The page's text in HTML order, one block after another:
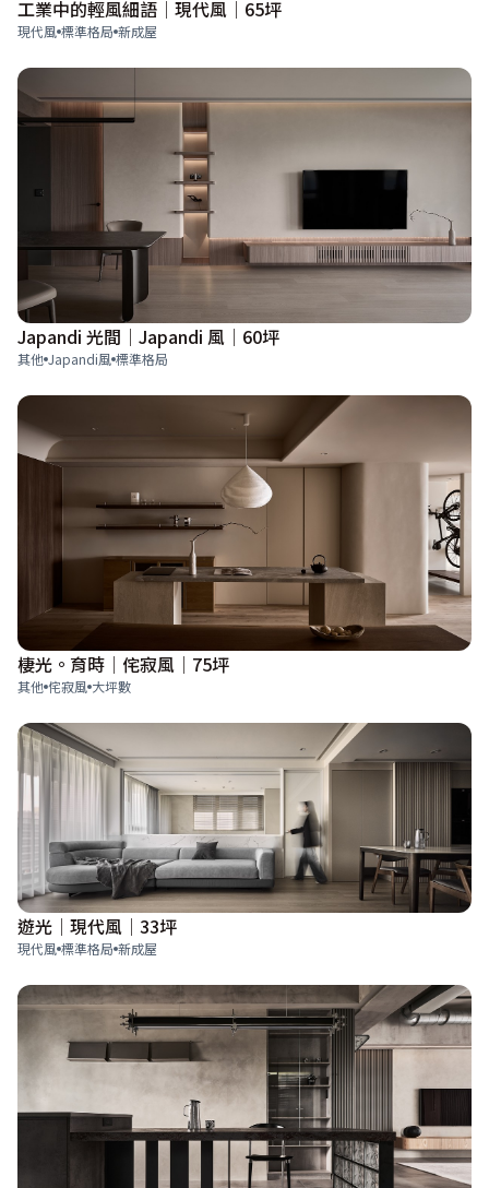
工業中的輕風細語│現代風│65坪
現代風 標準格局 新成屋
Japandi 光間│Japandi 風│60坪
其他 Japandi風 標準格局
棲光。育時│侘寂風│75坪
其他 侘寂風 大坪數
遊光│現代風│33坪
現代風 標準格局 新成屋